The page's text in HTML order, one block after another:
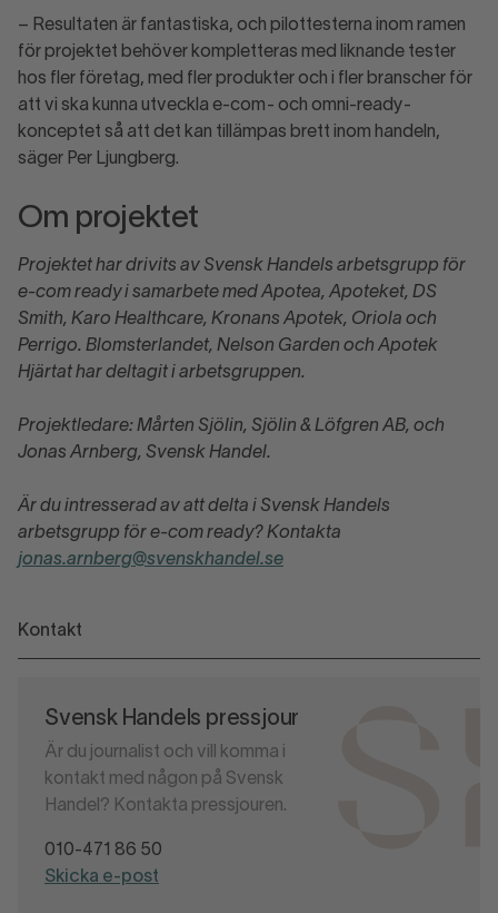
– Resultaten är fantastiska, och pilottesterna inom ramen
för projektet behöver kompletteras med liknande tester
hos fler företag, med fler produkter och i fler branscher för
att vi ska kunna utveckla e-com- och omni-ready-
konceptet så att det kan tillämpas brett inom handeln,
säger Per Ljungberg.
Om projektet
Projektet har drivits av Svensk Handels arbetsgrupp för
e-com ready i samarbete med Apotea, Apoteket, DS
Smith, Karo Healthcare, Kronans Apotek, Oriola och
Perrigo. Blomsterlandet, Nelson Garden och Apotek
Hjärtat har deltagit i arbetsgruppen.
Projektledare: Mårten Sjölin, Sjölin & Löfgren AB, och
Jonas Arnberg, Svensk Handel.
Är du intresserad av att delta i Svensk Handels
arbetsgrupp för e-com ready? Kontakta
jonas.arnberg@svenskhandel.se
Kontakt
Svensk Handels pressjour
Är du journalist och vill komma i
kontakt med någon på Svensk
Handel? Kontakta pressjouren.
010-471 86 50
Skicka e-post